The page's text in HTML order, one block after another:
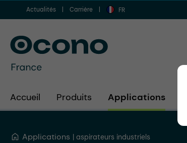
au contenu principal
Aller à la recherche
Aller à la navigation principale
Actualités Carrière FR
Accueil Produits Applications
Applications aspirateurs industriels